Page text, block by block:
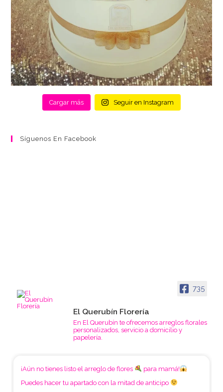
Cargar más Seguir en Instagram
Síguenos En Facebook
735
El Querubín Florería
En El Querubín te ofrecemos arreglos florales
personalizados, servicio a domicilio y
papelería.
¡Aún no tienes listo el arreglo de flores
para mamá!
Puedes hacer tu apartado con la mitad de anticipo